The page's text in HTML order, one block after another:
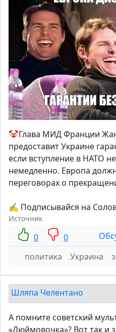
🤡Глава МИД Франции
предоставит Украине
если вступление в НАТО
немедленно. Европа
переговорах о
✍ Подписывайся на
Источник
0 0
политика
Украина
Шляпа Челентано
А помните советский
«Дюймовочка»? Вот так и